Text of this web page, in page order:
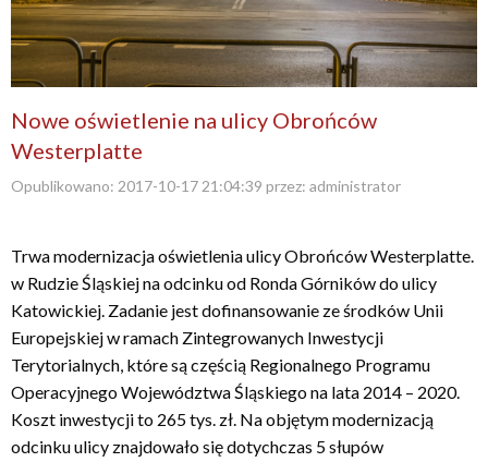
Nowe oświetlenie na ulicy Obrońców
Westerplatte
Opublikowano: 2017-10-17 21:04:39 przez: administrator
Trwa modernizacja oświetlenia ulicy Obrońców Westerplatte.
w Rudzie Śląskiej na odcinku od Ronda Górników do ulicy
Katowickiej. Zadanie jest dofinansowanie ze środków Unii
Europejskiej w ramach Zintegrowanych Inwestycji
Terytorialnych, które są częścią Regionalnego Programu
Operacyjnego Województwa Śląskiego na lata 2014 – 2020.
Koszt inwestycji to 265 tys. zł. Na objętym modernizacją
odcinku ulicy znajdowało się dotychczas 5 słupów